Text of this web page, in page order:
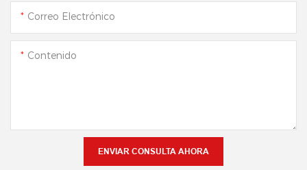
Correo Electrónico
Contenido
ENVIAR CONSULTA AHORA